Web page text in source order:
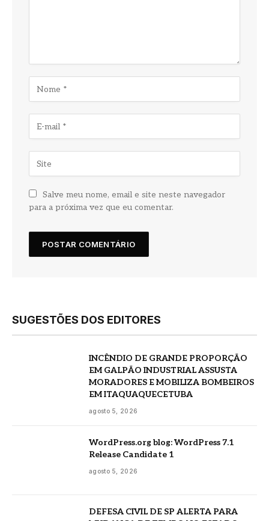
Salve meu nome, email e site neste navegador
para a próxima vez que eu comentar.
SUGESTÕES DOS EDITORES
INCÊNDIO DE GRANDE PROPORÇÃO
EM GALPÃO INDUSTRIAL ASSUSTA
MORADORES E MOBILIZA BOMBEIROS
EM ITAQUAQUECETUBA
agosto 5, 2026
WordPress.org blog: WordPress 7.1
Release Candidate 1
agosto 5, 2026
DEFESA CIVIL DE SP ALERTA PARA